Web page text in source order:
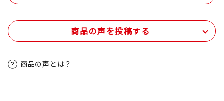
商品の声を投稿する
商品の声とは？